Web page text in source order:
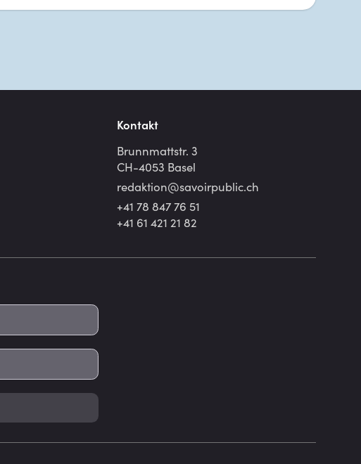
Kontakt
Brunnmattstr. 3
CH-4053 Basel
redaktion@savoirpublic.ch
+41 78 847 76 51
+41 61 421 21 82